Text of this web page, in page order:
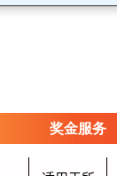
奖金服务